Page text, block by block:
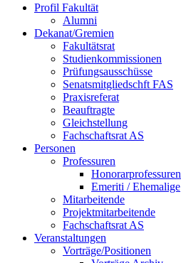
Profil Fakultät
Alumni
Dekanat/Gremien
Fakultätsrat
Studienkommissionen
Prüfungsausschüsse
Senatsmitgliedschft FAS
Praxisreferat
Beauftragte
Gleichstellung
Fachschaftsrat AS
Personen
Professuren
Honorarprofessuren
Emeriti / Ehemalige
Mitarbeitende
Projektmitarbeitende
Fachschaftsrat AS
Veranstaltungen
Vorträge/Positionen